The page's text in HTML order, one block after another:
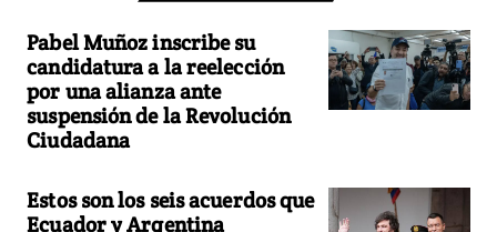
Pabel Muñoz inscribe su
candidatura a la reelección
por una alianza ante
suspensión de la Revolución
Ciudadana
Estos son los seis acuerdos que
Ecuador y Argentina